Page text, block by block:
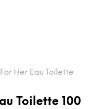
Her Eau Toilette
Toilette 100